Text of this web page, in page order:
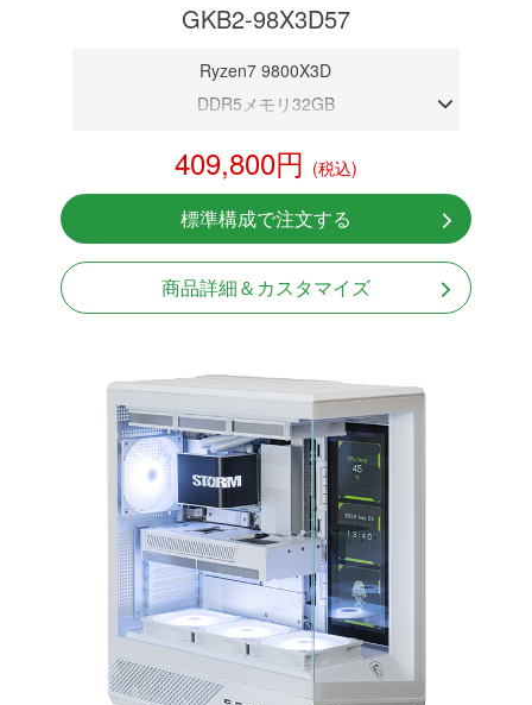
GKB2-98X3D57
Ryzen7 9800X3D
DDR5メモリ32GB
NVMeSSD 1TB
無線LAN Bluetooth対応
Windows11 Home 64bit
LCDスクリーン搭載
409,800円 (税込)
標準構成で注文する
商品詳細＆カスタマイズ